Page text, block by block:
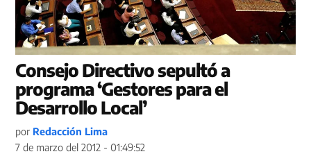
Consejo Directivo sepultó a
programa ‘Gestores para el
Desarrollo Local’
por Redacción Lima
7 de marzo del 2012 - 01:49:52